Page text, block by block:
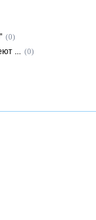
(0)
... (0)